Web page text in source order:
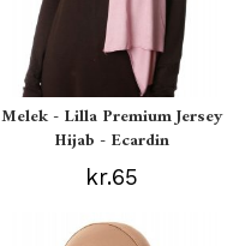
Melek - Lilla Premium Jersey
Hijab - Ecardin
kr.65